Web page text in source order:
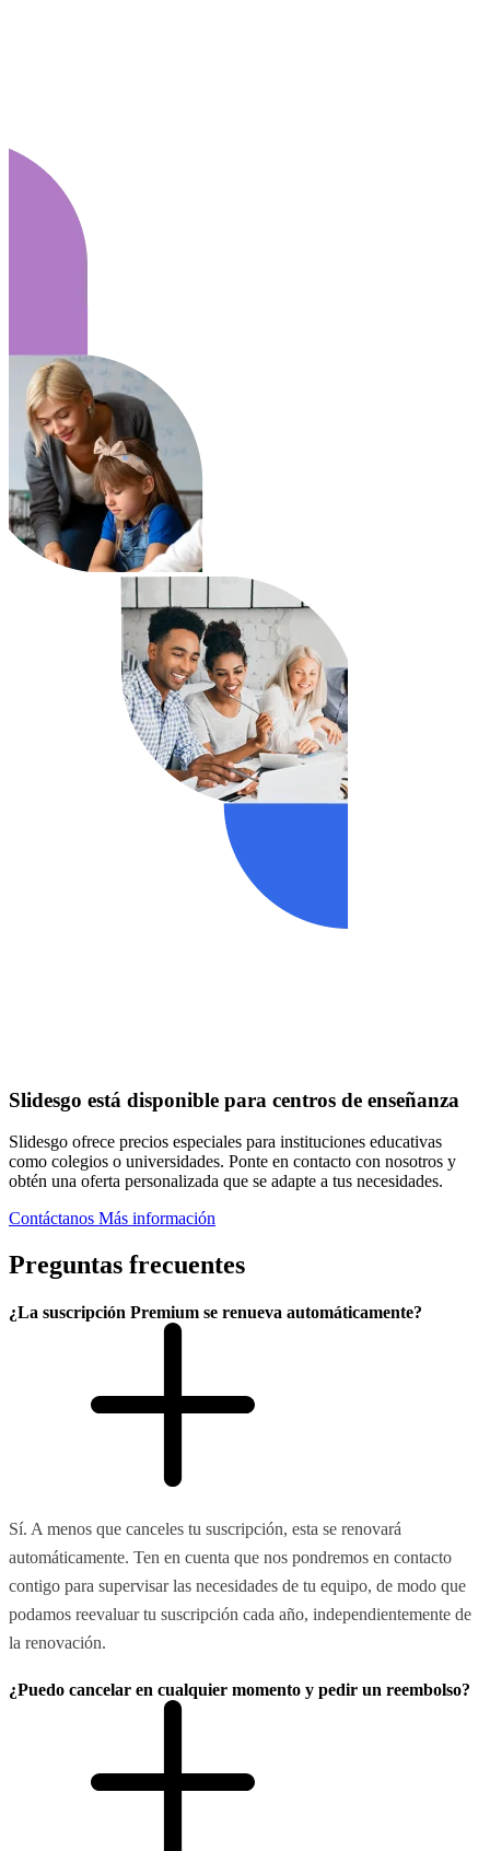
Slidesgo está disponible para centros de enseñanza
Slidesgo ofrece precios especiales para instituciones educativas
como colegios o universidades. Ponte en contacto con nosotros y
obtén una oferta personalizada que se adapte a tus necesidades.
Contáctanos Más información
Preguntas frecuentes
¿La suscripción Premium se renueva automáticamente?
Sí. A menos que canceles tu suscripción, esta se renovará
automáticamente. Ten en cuenta que nos pondremos en contacto
contigo para supervisar las necesidades de tu equipo, de modo que
podamos reevaluar tu suscripción cada año, independientemente de
la renovación.
¿Puedo cancelar en cualquier momento y pedir un reembolso?